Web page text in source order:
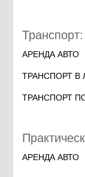
Транспорт:
АРЕНДА АВТО
ТРАНСПОРТ В
ТРАНСПОРТ
АРЕНДА АВТО